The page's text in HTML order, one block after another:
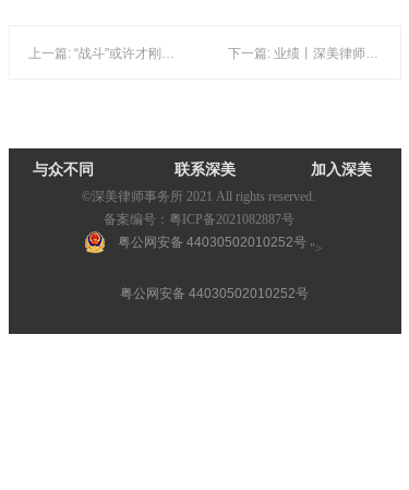
上一篇: “战斗”或许才刚开始：美国337调查排除令后解决方案 下一篇: 业绩丨深美律师成功代表美国亚马逊电商解决专利纠纷
与众不同 加入深美
联系深美
©深美律师事务所 2021 All rights reserved.
备案编号：粤ICP备2021082887号
粤公网安备 44030502010252号 ">
粤公网安备 44030502010252号